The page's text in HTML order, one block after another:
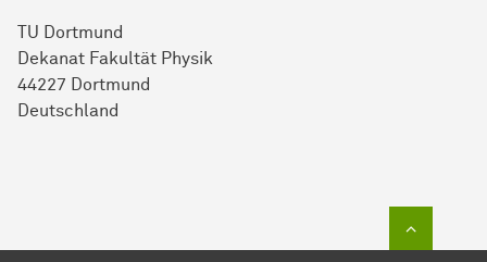
TU Dortmund
Dekanat Fakultät Physik
44227 Dortmund
Deutschland